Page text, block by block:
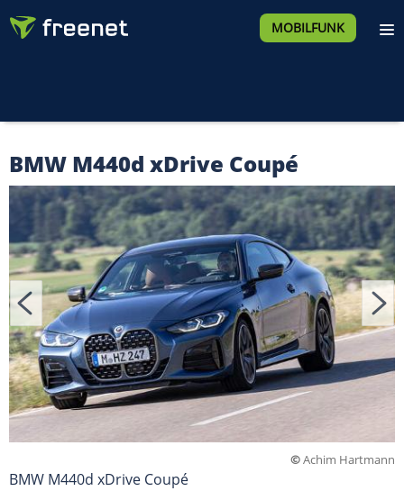
MOBILFUNK
BMW M440d xDrive Coupé
©Achim Hartmann
BMW M440d xDrive Coupé